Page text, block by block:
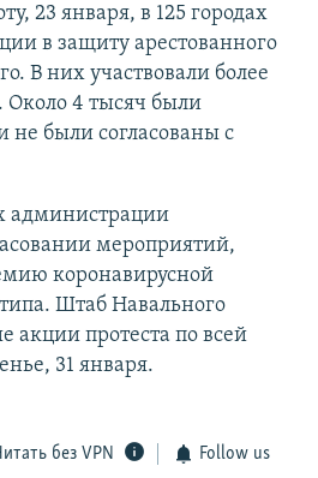
23 января, в 125 городах
в защиту арестованного
В них участвовали более
Около 4 тысяч были
были согласованы с
администрации
мероприятий,
коронавирусной
Штаб Навального
акции протеста по всей
31 января.
без VPN Follow us